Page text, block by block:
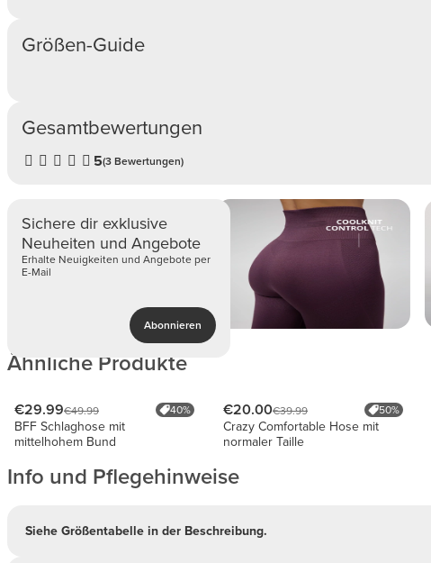
Gesamtbewertungen
5(3 Bewertungen)
Größen-Guide
Sichere dir exklusive
Neuheiten und Angebote
Erhalte Neuigkeiten und Angebote per
E-Mail
Abonnieren
Ähnliche Produkte
€29.99€49.99 40%
BFF Schlaghose mit
mittelhohem Bund
€20.00€39.99 50%
Crazy Comfortable Hose mit
normaler Taille
Info und Pflegehinweise
Siehe Größentabelle in der Beschreibung.